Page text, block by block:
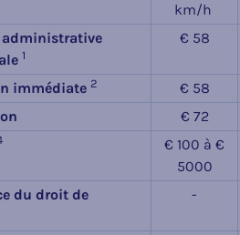
km/h
1
€ 58
immédiate 2 € 58
€ 72
€ 100 à €
5000
du droit de
-